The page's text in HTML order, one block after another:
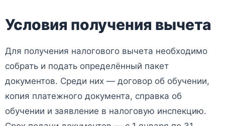
Условия получения вычета
Для получения налогового вычета необходимо
собрать и подать определённый пакет
документов. Среди них — договор об обучении,
копия платежного документа, справка об
обучении и заявление в налоговую инспекцию.